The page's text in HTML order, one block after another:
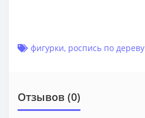
фигурки, роспись по дереву
Отзывов (0)